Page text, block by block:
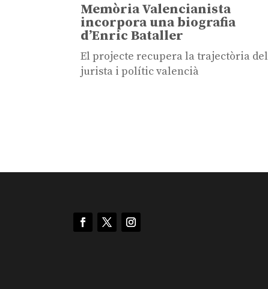
Memòria Valencianista
incorpora una biografia
d’Enric Bataller
El projecte recupera la trajectòria del
jurista i polític valencià